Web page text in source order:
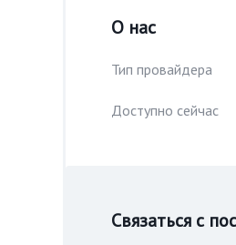
О нас
Тип провайдера
Доступно сейчас
Связаться с